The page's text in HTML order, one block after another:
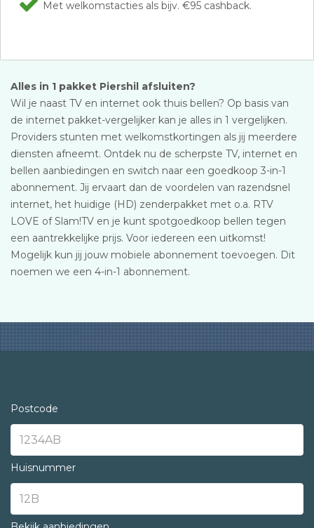
Met welkomstacties als bijv. €95 cashback.
Alles in 1 pakket Piershil afsluiten?
Wil je naast TV en internet ook thuis bellen? Op basis van
de internet pakket-vergelijker kan je alles in 1 vergelijken.
Providers stunten met welkomstkortingen als jij meerdere
diensten afneemt. Ontdek nu de scherpste TV, internet en
bellen aanbiedingen en switch naar een goedkoop 3-in-1
abonnement. Jij ervaart dan de voordelen van razendsnel
internet, het huidige (HD) zenderpakket met o.a. RTV
LOVE of Slam!TV en je kunt spotgoedkoop bellen tegen
een aantrekkelijke prijs. Voor iedereen een uitkomst!
Mogelijk kun jij jouw mobiele abonnement toevoegen. Dit
noemen we een 4-in-1 abonnement.
Postcode
Huisnummer